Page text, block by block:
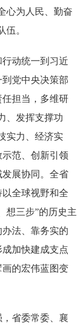
心为人民、勤奋
伍。
动统一到习近
党中央决策部
担当，多维研
、发挥支撑功
实力、经济实
范、创新引领
展协同。全省
全球视野和全
想三步”的历史主
法、靠务实的
加快建成支点
的宏伟蓝图变
省委常委、襄